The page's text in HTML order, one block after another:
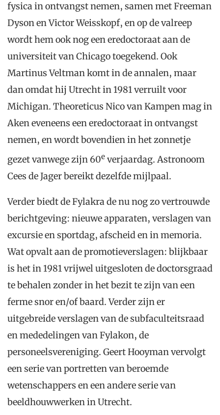
fysica in ontvangst nemen, samen met Freeman
Dyson en Victor Weisskopf, en op de valreep
wordt hem ook nog een eredoctoraat aan de
universiteit van Chicago toegekend. Ook
Martinus Veltman komt in de annalen, maar
dan omdat hij Utrecht in 1981 verruilt voor
Michigan. Theoreticus Nico van Kampen mag in
Aken eveneens een eredoctoraat in ontvangst
nemen, en wordt bovendien in het zonnetje
gezet vanwege zijn 60e verjaardag. Astronoom
Cees de Jager bereikt dezelfde mijlpaal.
Verder biedt de Fylakra de nu nog zo vertrouwde
berichtgeving: nieuwe apparaten, verslagen van
excursie en sportdag, afscheid en in memoria.
Wat opvalt aan de promotieverslagen: blijkbaar
is het in 1981 vrijwel uitgesloten de doctorsgraad
te behalen zonder in het bezit te zijn van een
ferme snor en/of baard. Verder zijn er
uitgebreide verslagen van de subfaculteitsraad
en mededelingen van Fylakon, de
personeelsvereniging. Geert Hooyman vervolgt
een serie van portretten van beroemde
wetenschappers en een andere serie van
beeldhouwwerken in Utrecht.